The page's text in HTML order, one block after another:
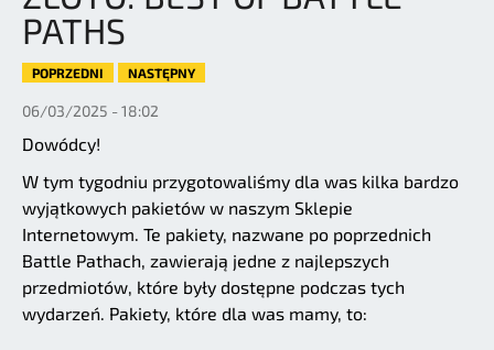
PATHS
POPRZEDNI NASTĘPNY
06/03/2025 - 18:02
Dowódcy!
W tym tygodniu przygotowaliśmy dla was kilka bardzo
wyjątkowych pakietów w naszym Sklepie
Internetowym. Te pakiety, nazwane po poprzednich
Battle Pathach, zawierają jedne z najlepszych
przedmiotów, które były dostępne podczas tych
wydarzeń. Pakiety, które dla was mamy, to: